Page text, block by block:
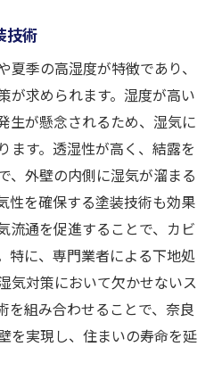
の紹介
で住まいを保護
塗料の特徴
装技術の選択肢
カビソリューション
に適した防カビ革新
久性を高める防カビ塗料
ビ塗料とは
選び方
う耐久性塗料
技術
季の高湿度が特徴であり、
が求められます。湿度が高い
生が懸念されるため、湿気に
ます。透湿性が高く、結露を
、外壁の内側に湿気が溜まる
性を確保する塗装技術も効果
流通を促進することで、カビ
特に、専門業者による下地処
気対策において欠かせないス
を組み合わせることで、奈良
を実現し、住まいの寿命を延